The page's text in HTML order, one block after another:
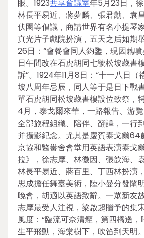
眼。1923共享會議室年5月23日，
林長平易近、蔣夢麟、張君勱、袁
伏園等倡議，商請世界有名小提琴
真光片子戲院扮演，五天之后如期
26日：“會餐會同人鈞鑒，現因藕
日午間改在石虎胡同七號松坡藏書
訴”。1924年11月8日：“十一八日
坡八周年忌辰，同人等于是日下戰
單石虎胡同松坡藏書樓設位致祭，
4月，泰戈爾來華，一路報告、游
全部旅程組織、陪伴、翻譯，一行
并攝影紀念。尤其是慶賀泰戈爾64
京協和醫黌舍會堂用英語表演泰戈
拉》，徐志摩、林徽因、張歆海、
林長平易近、蔣百里、丁西林扮演
思成擔任舞臺美術，陸小曼分發闡
晚會，胡適以英語致辭。一眾新友
志摩最受人注視，梁啟超贈予的集
風度：“臨流可奈清癯，第四橋邊
生平飛動，海棠樹下，吹笛到天明